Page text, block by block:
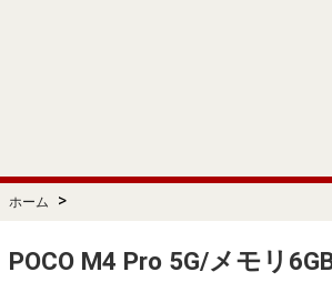
ホーム >
POCO M4 Pro 5G/メモリ